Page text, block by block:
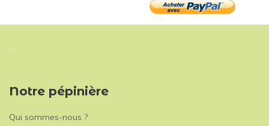
Notre pépinière
Qui sommes-nous ?